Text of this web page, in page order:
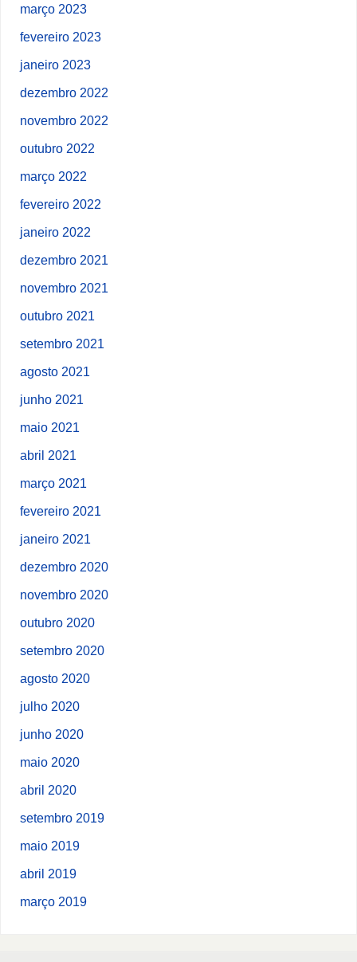
março 2023
fevereiro 2023
janeiro 2023
dezembro 2022
novembro 2022
outubro 2022
março 2022
fevereiro 2022
janeiro 2022
dezembro 2021
novembro 2021
outubro 2021
setembro 2021
agosto 2021
junho 2021
maio 2021
abril 2021
março 2021
fevereiro 2021
janeiro 2021
dezembro 2020
novembro 2020
outubro 2020
setembro 2020
agosto 2020
julho 2020
junho 2020
maio 2020
abril 2020
setembro 2019
maio 2019
abril 2019
março 2019